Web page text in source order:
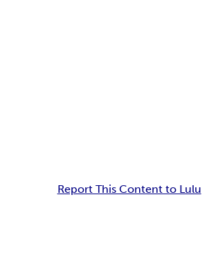
Report This Content to Lulu